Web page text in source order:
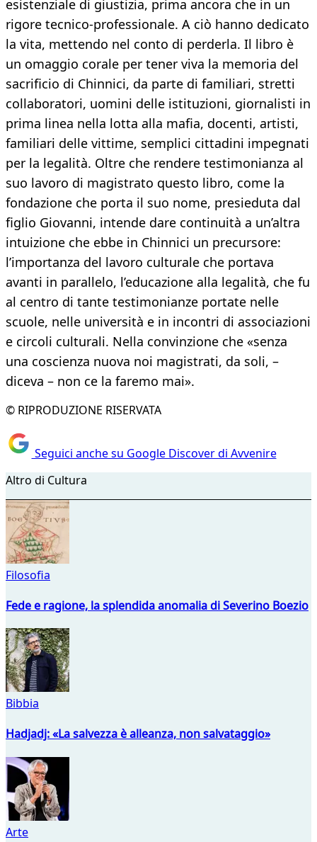
esistenziale di giustizia, prima ancora che in un
rigore tecnico-professionale. A ciò hanno dedicato
la vita, mettendo nel conto di perderla. Il libro è
un omaggio corale per tener viva la memoria del
sacrificio di Chinnici, da parte di familiari, stretti
collaboratori, uomini delle istituzioni, giornalisti in
prima linea nella lotta alla mafia, docenti, artisti,
familiari delle vittime, semplici cittadini impegnati
per la legalità. Oltre che rendere testimonianza al
suo lavoro di magistrato questo libro, come la
fondazione che porta il suo nome, presieduta dal
figlio Giovanni, intende dare continuità a un’altra
intuizione che ebbe in Chinnici un precursore:
l’importanza del lavoro culturale che portava
avanti in parallelo, l’educazione alla legalità, che fu
al centro di tante testimonianze portate nelle
scuole, nelle università e in incontri di associazioni
e circoli culturali. Nella convinzione che «senza
una coscienza nuova noi magistrati, da soli, –
diceva – non ce la faremo mai».
© RIPRODUZIONE RISERVATA
Seguici anche su Google Discover di Avvenire
Altro di Cultura
Filosofia
Fede e ragione, la splendida anomalia di Severino Boezio
Bibbia
Hadjadj: «La salvezza è alleanza, non salvataggio»
Arte